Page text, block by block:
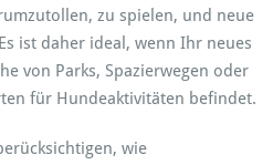
zu spielen, und neue
ist daher ideal, wenn Ihr neues
von Parks, Spazierwegen oder
für Hundeaktivitäten befindet.
wie